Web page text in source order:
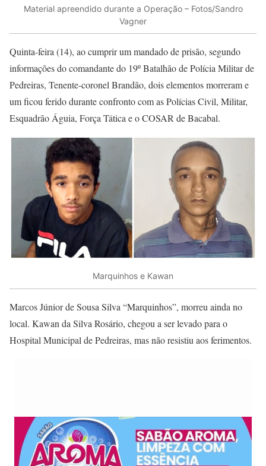
Material apreendido durante a Operação – Fotos/Sandro
Vagner
Quinta-feira (14), ao cumprir um mandado de prisão, segundo
informações do comandante do 19º Batalhão de Polícia Militar de
Pedreiras, Tenente-coronel Brandão, dois elementos morreram e
um ficou ferido durante confronto com as Polícias Civil, Militar,
Esquadrão Águia, Força Tática e o COSAR de Bacabal.
Marquinhos e Kawan
Marcos Júnior de Sousa Silva “Marquinhos”, morreu ainda no
local. Kawan da Silva Rosário, chegou a ser levado para o
Hospital Municipal de Pedreiras, mas não resistiu aos ferimentos.